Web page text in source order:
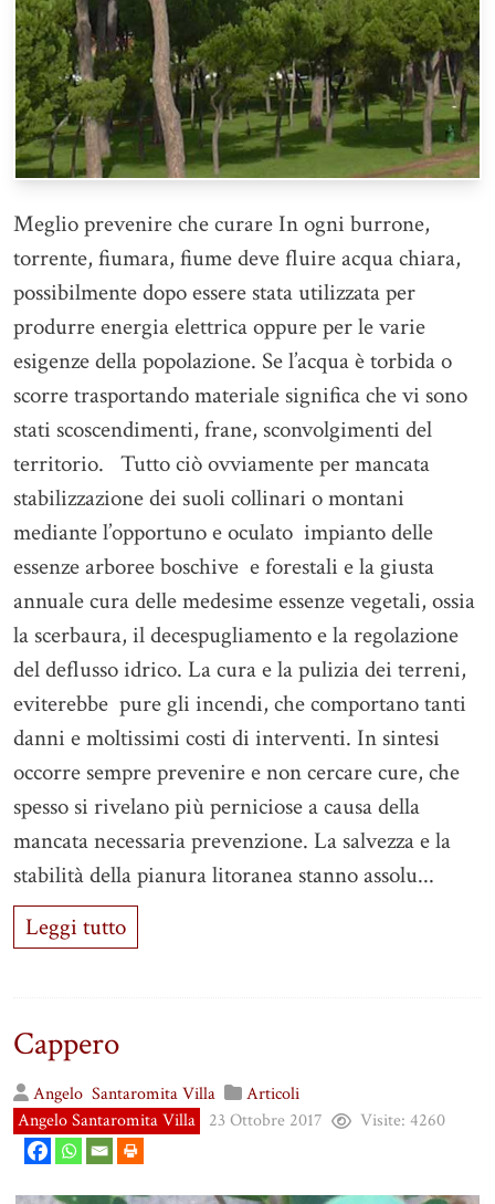
Meglio prevenire che curare In ogni burrone,
torrente, fiumara, fiume deve fluire acqua chiara,
possibilmente dopo essere stata utilizzata per
produrre energia elettrica oppure per le varie
esigenze della popolazione. Se l’acqua è torbida o
scorre trasportando materiale significa che vi sono
stati scoscendimenti, frane, sconvolgimenti del
territorio. Tutto ciò ovviamente per mancata
stabilizzazione dei suoli collinari o montani
mediante l’opportuno e oculato impianto delle
essenze arboree boschive e forestali e la giusta
annuale cura delle medesime essenze vegetali, ossia
la scerbaura, il decespugliamento e la regolazione
del deflusso idrico. La cura e la pulizia dei terreni,
eviterebbe pure gli incendi, che comportano tanti
danni e moltissimi costi di interventi. In sintesi
occorre sempre prevenire e non cercare cure, che
spesso si rivelano più perniciose a causa della
mancata necessaria prevenzione. La salvezza e la
stabilità della pianura litoranea stanno assolu...
Leggi tutto
Cappero
Angelo Santaromita Villa
Articoli
Angelo Santaromita Villa
23 Ottobre 2017 Visite: 4260